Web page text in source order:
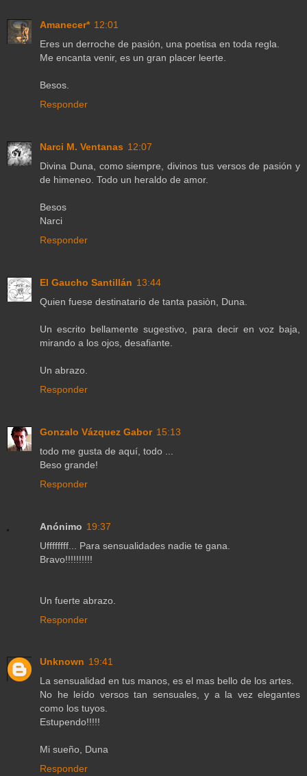
Amanecer* 12:01
Eres un derroche de pasión, una poetisa en toda regla.
Me encanta venir, es un gran placer leerte.
Besos.
Responder
Narci M. Ventanas 12:07
Divina Duna, como siempre, divinos tus versos de pasión y
de himeneo. Todo un heraldo de amor.
Besos
Narci
Responder
El Gaucho Santillán 13:44
Quien fuese destinatario de tanta pasiòn, Duna.
Un escrito bellamente sugestivo, para decir en voz baja,
mirando a los ojos, desafiante.
Un abrazo.
Responder
Gonzalo Vázquez Gabor 15:13
todo me gusta de aquí, todo ...
Beso grande!
Responder
Anónimo 19:37
Uffffffff... Para sensualidades nadie te gana.
Bravo!!!!!!!!!!
Un fuerte abrazo.
Responder
Unknown 19:41
La sensualidad en tus manos, es el mas bello de los artes.
No he leído versos tan sensuales, y a la vez elegantes
como los tuyos.
Estupendo!!!!!
Mi sueño, Duna
Responder